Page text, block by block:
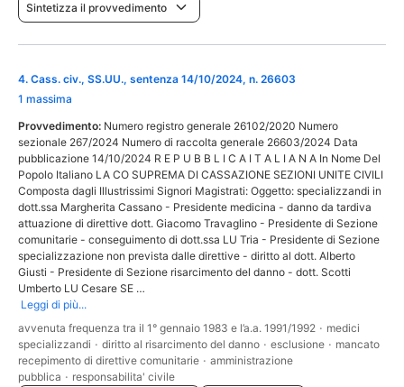
Sintetizza il provvedimento
4. Cass. civ., SS.UU., sentenza 14/10/2024, n. 26603
1 massima
Provvedimento: Numero registro generale 26102/2020 Numero
sezionale 267/2024 Numero di raccolta generale 26603/2024 Data
pubblicazione 14/10/2024 R E P U B B L I C A I T A L I A N A In Nome Del
Popolo Italiano LA CO SUPREMA DI CASSAZIONE SEZIONI UNITE CIVILI
Composta dagli Illustrissimi Signori Magistrati: Oggetto: specializzandi in
dott.ssa Margherita Cassano - Presidente medicina - danno da tardiva
attuazione di direttive dott. Giacomo Travaglino - Presidente di Sezione
comunitarie - conseguimento di dott.ssa LU Tria - Presidente di Sezione
specializzazione non prevista dalle direttive - diritto al dott. Alberto
Giusti - Presidente di Sezione risarcimento del danno - dott. Scotti
Umberto LU Cesare SE …
Leggi di più...
avvenuta frequenza tra il 1° gennaio 1983 e l’a.a. 1991/1992 · medici
specializzandi · diritto al risarcimento del danno · esclusione · mancato
recepimento di direttive comunitarie · amministrazione
pubblica · responsabilita' civile